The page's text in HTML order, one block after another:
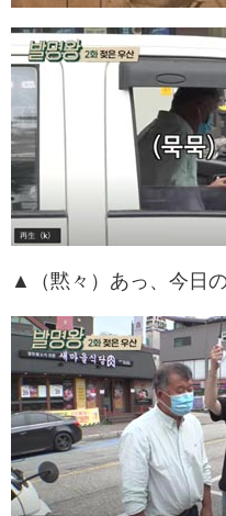
▲（黙々）あっ、今日